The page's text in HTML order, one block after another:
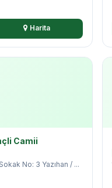
Harita
Camii
No: 3 Yazıhan / ...